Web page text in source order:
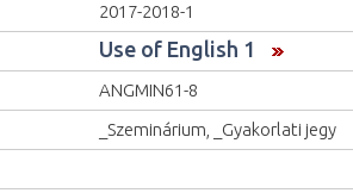
2017-2018-1
Use of English 1
ANGMIN61-8
_Szeminárium, _Gyakorlati jegy